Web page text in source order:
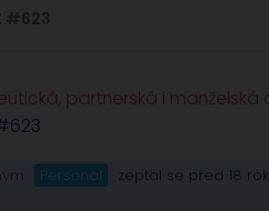
partnerská i
Personál zeptal se před 18